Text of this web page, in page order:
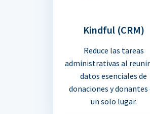
Kindful (CRM)
Reduce las tareas
administrativas al
datos esenciales de
donaciones y donantes
un solo lugar.